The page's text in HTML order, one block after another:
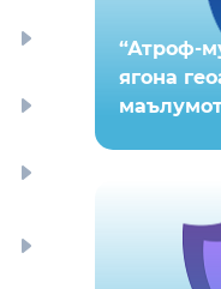
“Атроф-
ягона